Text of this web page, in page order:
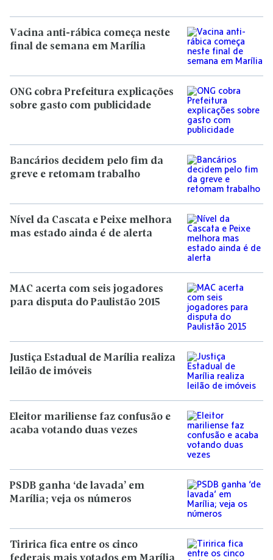
Vacina anti-rábica começa neste
final de semana em Marília
ONG cobra Prefeitura explicações
sobre gasto com publicidade
Bancários decidem pelo fim da
greve e retomam trabalho
Nível da Cascata e Peixe melhora
mas estado ainda é de alerta
MAC acerta com seis jogadores
para disputa do Paulistão 2015
Justiça Estadual de Marília realiza
leilão de imóveis
Eleitor mariliense faz confusão e
acaba votando duas vezes
PSDB ganha ‘de lavada’ em
Marília; veja os números
Tiririca fica entre os cinco